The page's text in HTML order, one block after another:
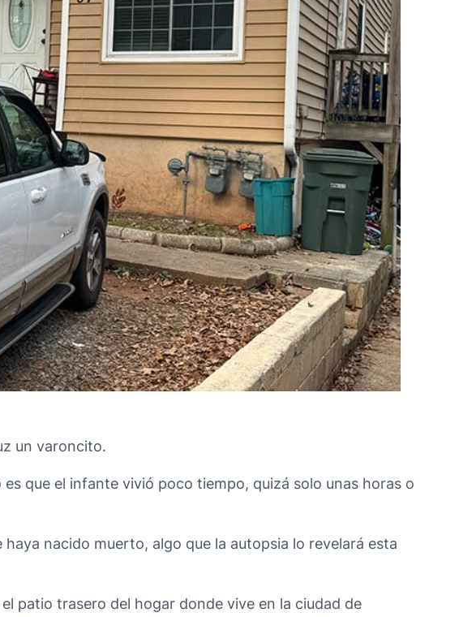
un varoncito.
que el infante vivió poco tiempo, quizá solo unas horas o
nacido muerto, algo que la autopsia lo revelará esta
patio trasero del hogar donde vive en la ciudad de